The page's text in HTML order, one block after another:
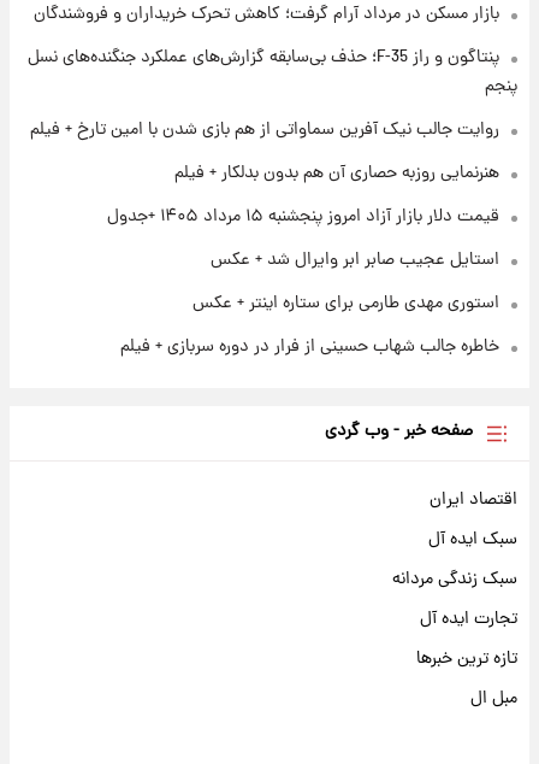
فال قهوه روزانه پنجشنبه ۱۵ مرداد ماه ۱۴۰۵
فال روزانه واقعی پنجشنبه ۱۵ مرداد ۱۴۰۵
بازار مسکن در مرداد آرام گرفت؛ کاهش تحرک خریداران و فروشندگان
پنتاگون و راز F-35؛ حذف بی‌سابقه گزارش‌های عملکرد جنگنده‌های نسل
پنجم
روایت جالب نیک آفرین سماواتی از هم بازی شدن با امین تارخ + فیلم
هنرنمایی روزبه حصاری آن هم بدون بدلکار + فیلم
قیمت دلار بازار آزاد امروز پنجشنبه ۱۵ مرداد ۱۴۰۵ +جدول
استایل عجیب صابر ابر وایرال شد + عکس
استوری مهدی طارمی برای ستاره اینتر + عکس
خاطره جالب شهاب حسینی از فرار در دوره سربازی + فیلم
صفحه خبر - وب گردی
اقتصاد ایران
سبک ایده آل
سبک زندگی مردانه
تجارت ایده آل
تازه ترین خبرها
مبل ال